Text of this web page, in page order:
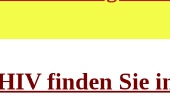
finden Sie